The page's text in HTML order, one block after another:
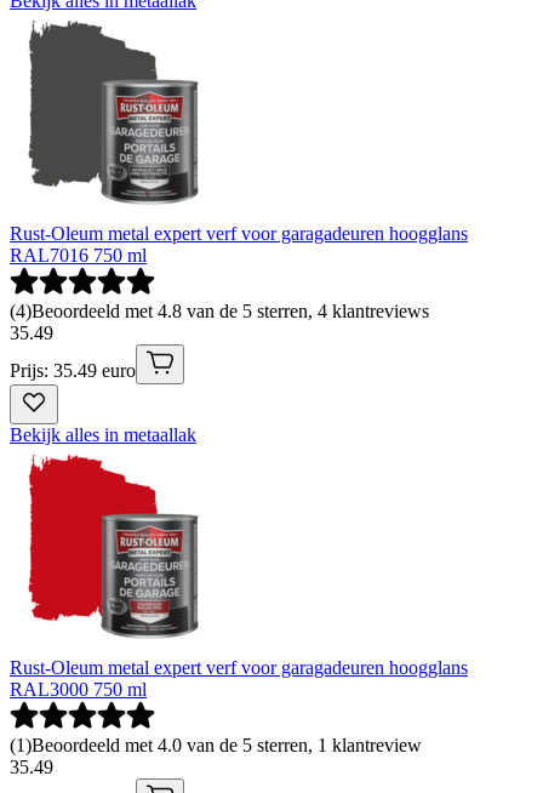
Rust-Oleum metal expert verf voor garagadeuren hoogglans
RAL7016 750 ml
(4)Beoordeeld met 4.8 van de 5 sterren, 4 klantreviews
35.49
Prijs: 35.49 euro
Bekijk alles in metaallak
Rust-Oleum metal expert verf voor garagadeuren hoogglans
RAL3000 750 ml
(1)Beoordeeld met 4.0 van de 5 sterren, 1 klantreview
35.49